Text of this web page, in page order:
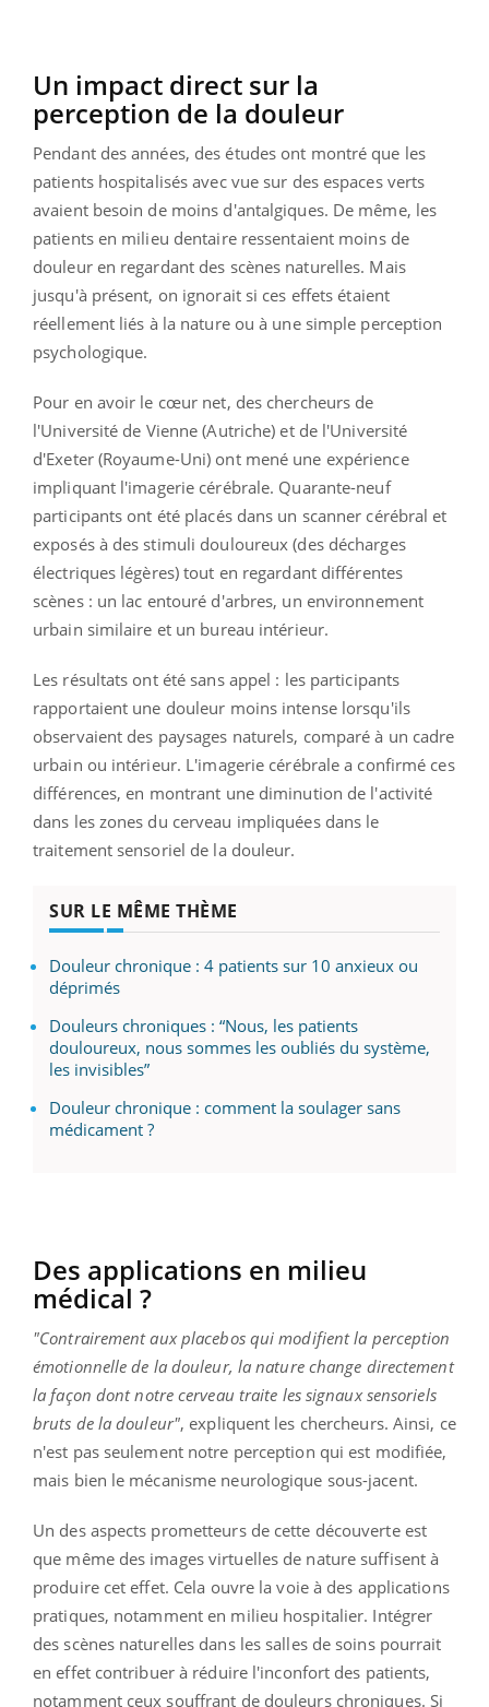
Un impact direct sur la
perception de la douleur
Pendant des années, des études ont montré que les
patients hospitalisés avec vue sur des espaces verts
avaient besoin de moins d'antalgiques. De même, les
patients en milieu dentaire ressentaient moins de
douleur en regardant des scènes naturelles. Mais
jusqu'à présent, on ignorait si ces effets étaient
réellement liés à la nature ou à une simple perception
psychologique.
Pour en avoir le cœur net, des chercheurs de
l'Université de Vienne (Autriche) et de l'Université
d'Exeter (Royaume-Uni) ont mené une expérience
impliquant l'imagerie cérébrale. Quarante-neuf
participants ont été placés dans un scanner cérébral et
exposés à des stimuli douloureux (des décharges
électriques légères) tout en regardant différentes
scènes : un lac entouré d'arbres, un environnement
urbain similaire et un bureau intérieur.
Les résultats ont été sans appel : les participants
rapportaient une douleur moins intense lorsqu'ils
observaient des paysages naturels, comparé à un cadre
urbain ou intérieur. L'imagerie cérébrale a confirmé ces
différences, en montrant une diminution de l'activité
dans les zones du cerveau impliquées dans le
traitement sensoriel de la douleur.
SUR LE MÊME THÈME
Douleur chronique : 4 patients sur 10 anxieux ou
déprimés
Douleurs chroniques : “Nous, les patients
douloureux, nous sommes les oubliés du système,
les invisibles”
Douleur chronique : comment la soulager sans
médicament ?
Des applications en milieu
médical ?
"Contrairement aux placebos qui modifient la perception
émotionnelle de la douleur, la nature change directement
la façon dont notre cerveau traite les signaux sensoriels
bruts de la douleur", expliquent les chercheurs. Ainsi, ce
n'est pas seulement notre perception qui est modifiée,
mais bien le mécanisme neurologique sous-jacent.
Un des aspects prometteurs de cette découverte est
que même des images virtuelles de nature suffisent à
produire cet effet. Cela ouvre la voie à des applications
pratiques, notamment en milieu hospitalier. Intégrer
des scènes naturelles dans les salles de soins pourrait
en effet contribuer à réduire l'inconfort des patients,
notamment ceux souffrant de douleurs chroniques. Si